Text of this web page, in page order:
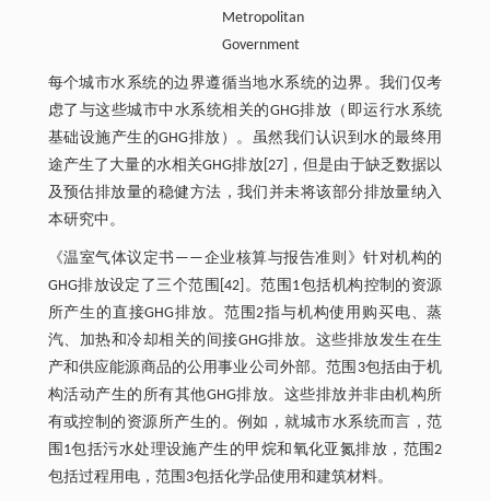
Metropolitan
Government
每个城市水系统的边界遵循当地水系统的边界。我们仅考
虑了与这些城市中水系统相关的GHG排放（即运行水系统
基础设施产生的GHG排放）。虽然我们认识到水的最终用
途产生了大量的水相关GHG排放[27]，但是由于缺乏数据以
及预估排放量的稳健方法，我们并未将该部分排放量纳入
本研究中。
《温室气体议定书——企业核算与报告准则》针对机构的
GHG排放设定了三个范围[42]。范围1包括机构控制的资源
所产生的直接GHG排放。范围2指与机构使用购买电、蒸
汽、加热和冷却相关的间接GHG排放。这些排放发生在生
产和供应能源商品的公用事业公司外部。范围3包括由于机
构活动产生的所有其他GHG排放。这些排放并非由机构所
有或控制的资源所产生的。例如，就城市水系统而言，范
围1包括污水处理设施产生的甲烷和氧化亚氮排放，范围2
包括过程用电，范围3包括化学品使用和建筑材料。